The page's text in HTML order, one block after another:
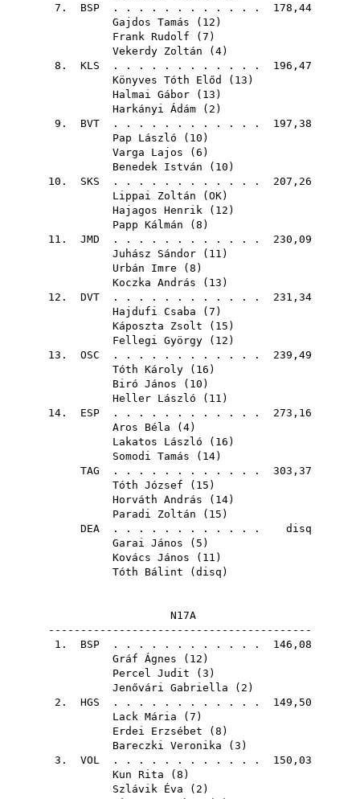
7. BSP . . . . . . . . . . . . 178,44
Gajdos Tamás ( 12 )
Frank Rudolf ( 7 )
Vekerdy Zoltán ( 4)
8. KLS . . . . . . . . . . . . 196,47
Könyves Tóth Előd
( 13 )
Halmai Gábor ( 13 )
Harkányi Ádám ( 2 )
9. BVT . . . . . . . . . . . . 197,38
Pap László ( 10 )
Varga Lajos ( 6 )
Benedek István ( 10 )
10. SKS . . . . . . . . . . . . 207,26
Lippai Zoltán ( OK)
Hajagos Henrik ( 12 )
Papp Kálmán ( 8 )
11. JMD . . . . . . . . . . . . 230,09
Juhász Sándor ( 11 )
Urbán Imre ( 8 )
Koczka András ( 13 )
12. DVT . . . . . . . . . . . . 231,34
Hajdufi Csaba ( 7 )
Káposzta Zsolt ( 15 )
Fellegi György ( 12 )
13. OSC . . . . . . . . . . . . 239,49
Tóth Károly ( 16 )
Biró János ( 10 )
Heller László ( 11 )
14. ESP . . . . . . . . . . . . 273,16
Aros Béla ( 4)
Lakatos László ( 16 )
Somodi Tamás ( 14)
TAG . . . . . . . . . . . . 303,37
Tóth József ( 15 )
Horváth András ( 14)
Paradi Zoltán ( 15 )
DEA . . . . . . . . . . . . disq
Garai János ( 5 )
Kovács János ( 11 )
Tóth Bálint ( disq )
N17A
-----------------------------------------
1. BSP . . . . . . . . . . . . 146,08
Gráf Ágnes ( 12 )
Percel Judit ( 3 )
Jenővári Gabriella ( 2 )
2. HGS . . . . . . . . . . . . 149,50
Lack Mária ( 7 )
Erdei Erzsébet ( 8 )
Bareczki Veronika ( 3 )
3. VOL . . . . . . . . . . . . 150,03
Kun Rita ( 8 )
Szlávik Éva ( 2 )